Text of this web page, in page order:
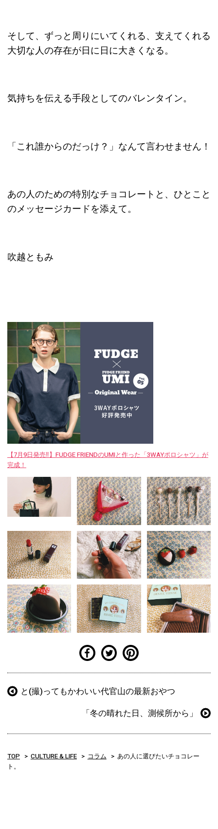
そして、ずっと周りにいてくれる、支えてくれる
大切な人の存在が日に日に大きくなる。
気持ちを伝える手段としてのバレンタイン。
「これ誰からのだっけ？」なんて言わせません！
あの人のための特別なチョコレートと、ひとこと
のメッセージカードを添えて。
吹越ともみ
【7月9日発売‼︎】FUDGE FRIENDのUMIと作った「3WAYポロシャツ」が
完成！
と(撮)ってもかわいい代官山の最新おやつ
「冬の晴れた日、測候所から」
TOP CULTURE & LIFE コラム
あの人に選びたいチョコレー
ト。